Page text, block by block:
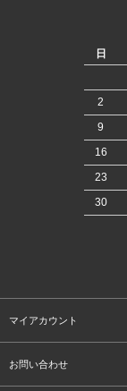
日
2
9
16
23
30
マイアカウント
お問い合わせ